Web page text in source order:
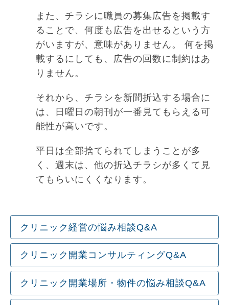
また、チラシに職員の募集広告を掲載す
ることで、何度も広告を出せるという方
がいますが、意味がありません。 何を掲
載するにしても、広告の回数に制約はあ
りません。
それから、チラシを新聞折込する場合に
は、日曜日の朝刊が一番見てもらえる可
能性が高いです。
平日は全部捨てられてしまうことが多
く、週末は、他の折込チラシが多くて見
てもらいにくくなります。
クリニック経営の悩み相談Q&A
クリニック開業コンサルティングQ&A
クリニック開業場所・物件の悩み相談Q&A